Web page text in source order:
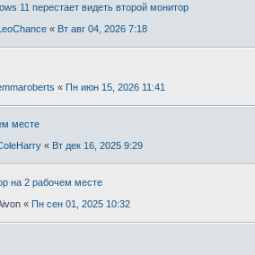
11 перестает видеть второй монитор
« Вт авг 04, 2026 7:18
« Пн июн 15, 2026 11:41
месте
« Вт дек 16, 2025 9:29
на 2 рабочем месте
« Пн сен 01, 2025 10:32